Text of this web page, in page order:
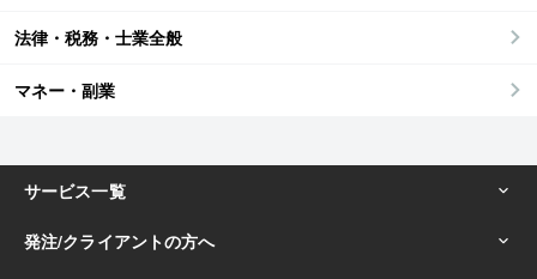
法律・税務・士業全般
マネー・副業